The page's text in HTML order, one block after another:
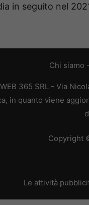
in seguito nel
Chi siamo -
365 SRL - Via
in quanto viene
Copyright
Le attività